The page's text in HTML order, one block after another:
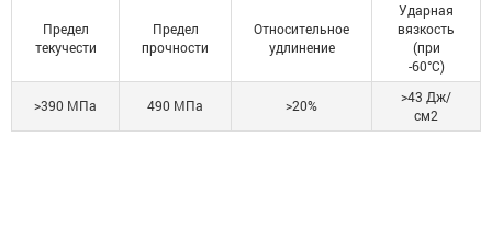
Предел
текучести
Предел
прочности
Относительное
удлинение
Ударная
вязкость
(при
-60°C)
>390 МПа 490 МПа >20%
>43 Дж/
см2